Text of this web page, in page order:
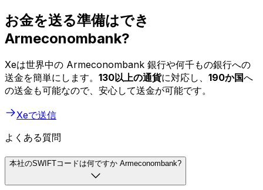
お金を送る準備はでき
Armeconombank?
Xeは世界中の Armeconombank 銀行や何千もの銀行への
送金を簡単にします。 130以上の通貨に対応し、 190か国へ
の送金も可能なので、安心して送金が可能です。
Xeで送信
よくある質問
本社のSWIFTコードは何ですか Armeconombank?